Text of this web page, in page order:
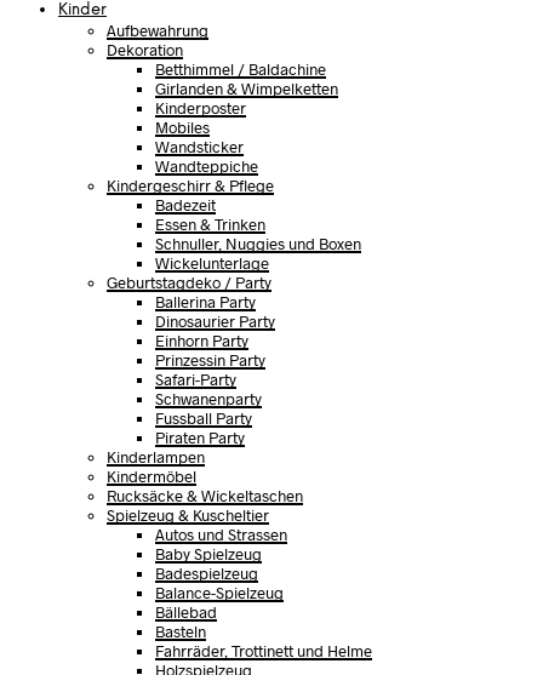
Kinder
Aufbewahrung
Dekoration
Betthimmel / Baldachine
Girlanden & Wimpelketten
Kinderposter
Mobiles
Wandsticker
Wandteppiche
Kindergeschirr & Pflege
Badezeit
Essen & Trinken
Schnuller, Nuggies und Boxen
Wickelunterlage
Geburtstagdeko / Party
Ballerina Party
Dinosaurier Party
Einhorn Party
Prinzessin Party
Safari-Party
Schwanenparty
Fussball Party
Piraten Party
Kinderlampen
Kindermöbel
Rucksäcke & Wickeltaschen
Spielzeug & Kuscheltier
Autos und Strassen
Baby Spielzeug
Badespielzeug
Balance-Spielzeug
Bällebad
Basteln
Fahrräder, Trottinett und Helme
Holzspielzeug